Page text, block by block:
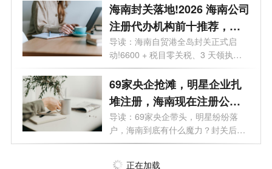
海南封关落地!2026 海南公司
注册代办机构前十推荐，海
口 / 三亚营业执照代办选这些
不踩坑
导读：海南自贸港全岛封关正式启
动!6600 + 税目零关税、3 天领执
照、15% 企业...
69家央企抢滩，明星企业扎
堆注册，海南现在注册公司
好处有哪些？
导读：69家央企带头，明星纷纷落
户，海南到底有什么魔力？封关后普
通人还...
正在加载